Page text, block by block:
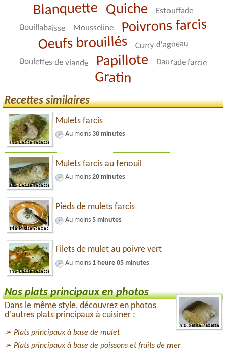
Blanquette Quiche Estouffade
Bouillabaisse Mousseline Poivrons farcis
Oeufs brouillés Curry d'agneau
Boulettes de viande Papillote Daurade farcie
Gratin
Recettes similaires
Mulets farcis
Au moins 30 minutes
Mulets farcis au fenouil
Au moins 20 minutes
Pieds de mulets farcis
Au moins 5 minutes
Filets de mulet au poivre vert
Au moins 1 heure 05 minutes
Nos plats principaux en photos
Dans le même style, découvrez en photos
d'autres plats principaux à cuisiner :
Plats principaux à base de mulet
Plats principaux à base de poissons et fruits de mer